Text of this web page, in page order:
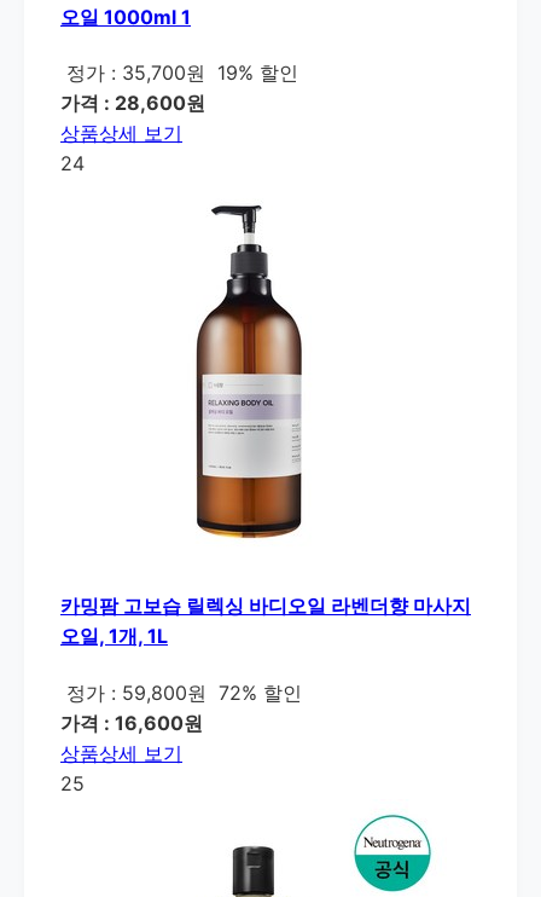
오일 1000ml 1
정가 : 35,700원
19% 할인
가격 : 28,600원
상품상세 보기
24
카밍팜 고보습 릴렉싱 바디오일 라벤더향 마사지
오일, 1개, 1L
정가 : 59,800원 72% 할인
가격 : 16,600원
상품상세 보기
25